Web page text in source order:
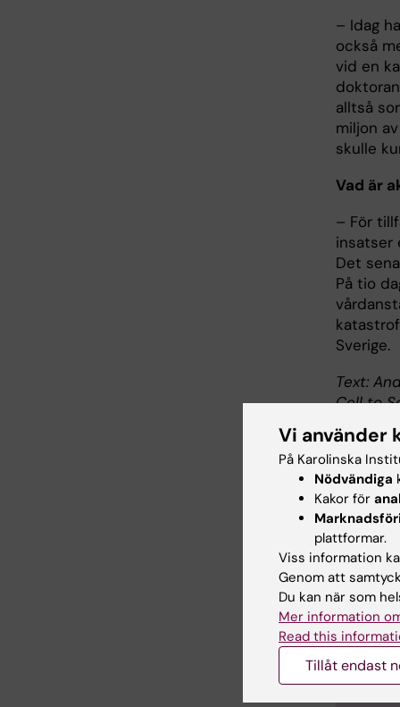
– Idag
också
vid en
alltså
miljon
skulle
Vad är
– För
insatser
Det
På tio
Sverige.
Text:
Cell to
Johan
vid KI
von
Vi använder
På Karolinska
Nödvändiga
Kakor för
plattformar.
Viss information
Genom att
Du kan när som
Mer information
Read this
Tillåt endast